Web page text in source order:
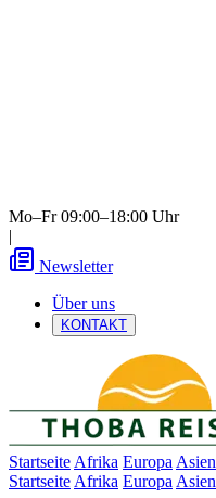
Mo–Fr 09:00–18:00 Uhr
|
Newsletter
Über uns
KONTAKT
Startseite Afrika Europa Asien
Startseite Afrika Europa Asien